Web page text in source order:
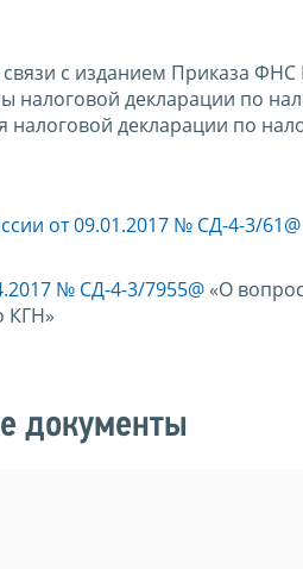
связи с изданием Приказа ФНС
налоговой декларации по
налоговой декларации по
от 09.01.2017 № СД-4-3/61@
№ СД-4-3/7955@ «О
КГН»
документы